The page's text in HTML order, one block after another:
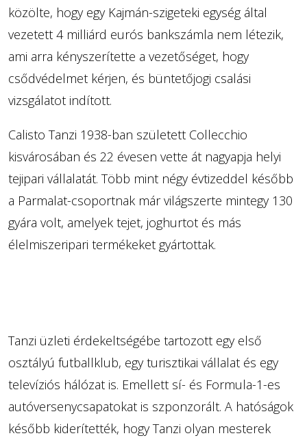
közölte, hogy egy Kajmán-szigeteki egység által
vezetett 4 milliárd eurós bankszámla nem létezik,
ami arra kényszerítette a vezetőséget, hogy
csődvédelmet kérjen, és büntetőjogi csalási
vizsgálatot indított.
Calisto Tanzi 1938-ban született Collecchio
kisvárosában és 22 évesen vette át nagyapja helyi
tejipari vállalatát. Több mint négy évtizeddel később
a Parmalat-csoportnak már világszerte mintegy 130
gyára volt, amelyek tejet, joghurtot és más
élelmiszeripari termékeket gyártottak.
Tanzi üzleti érdekeltségébe tartozott egy első
osztályú futballklub, egy turisztikai vállalat és egy
televíziós hálózat is. Emellett sí- és Formula-1-es
autóversenycsapatokat is szponzorált. A hatóságok
később kiderítették, hogy Tanzi olyan mesterek